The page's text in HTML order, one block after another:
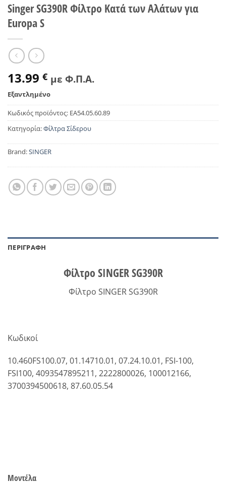
Singer SG390R Φίλτρο Κατά των Αλάτων για
Europa S
13.99 € με Φ.Π.Α.
Εξαντλημένο
Κωδικός προϊόντος: EA54.05.60.89
Κατηγορία:Φίλτρα Σίδερου
Brand:SINGER
ΠΕΡΙΓΡΑΦΉ
Φίλτρο SINGER SG390R
Φίλτρο SINGER SG390R
Κωδικοί
10.460FS100.07, 01.14710.01, 07.24.10.01, FSI-100,
FSI100, 4093547895211, 2222800026, 100012166,
3700394500618, 87.60.05.54
Μοντέλα